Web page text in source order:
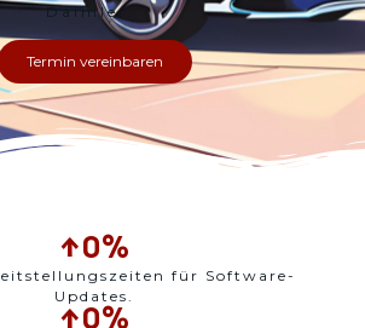
Daimler.
Termin vereinbaren
↑0%
für Software-
Updates.
↑0%